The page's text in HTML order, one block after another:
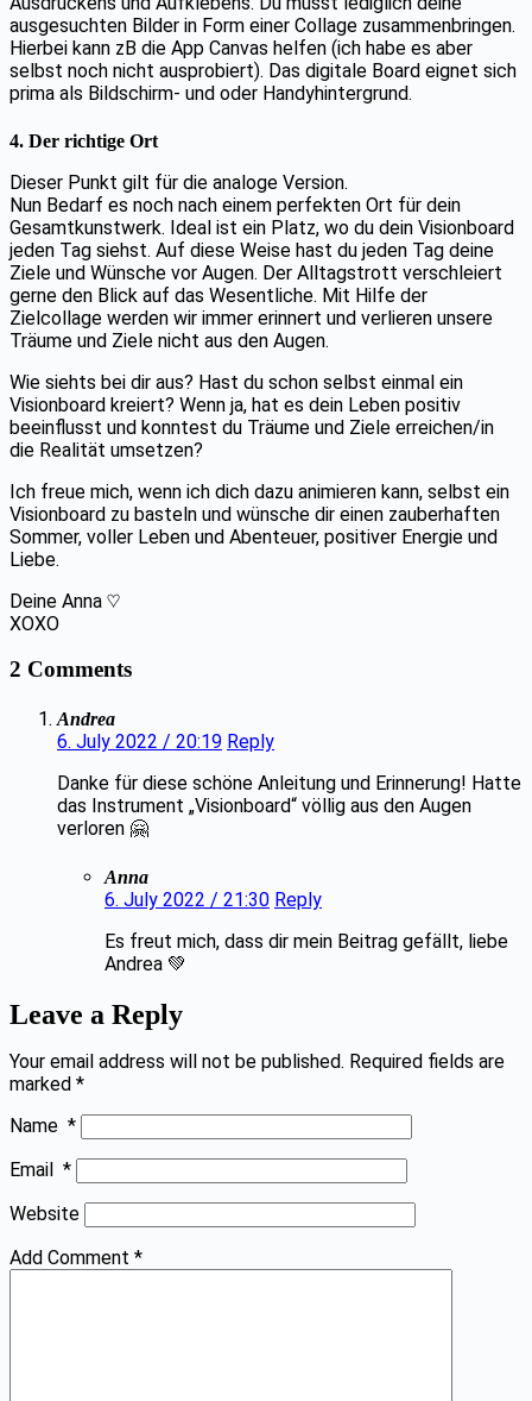
ausgesuchten Bilder in Form einer Collage zusammenbringen.
Hierbei kann zB die App Canvas helfen (ich habe es aber
selbst noch nicht ausprobiert). Das digitale Board eignet sich
prima als Bildschirm- und oder Handyhintergrund.
4. Der richtige Ort
Dieser Punkt gilt für die analoge Version.
Nun Bedarf es noch nach einem perfekten Ort für dein
Gesamtkunstwerk. Ideal ist ein Platz, wo du dein Visionboard
jeden Tag siehst. Auf diese Weise hast du jeden Tag deine
Ziele und Wünsche vor Augen. Der Alltagstrott verschleiert
gerne den Blick auf das Wesentliche. Mit Hilfe der
Zielcollage werden wir immer erinnert und verlieren unsere
Träume und Ziele nicht aus den Augen.
Wie siehts bei dir aus? Hast du schon selbst einmal ein
Visionboard kreiert? Wenn ja, hat es dein Leben positiv
beeinflusst und konntest du Träume und Ziele erreichen/in
die Realität umsetzen?
Ich freue mich, wenn ich dich dazu animieren kann, selbst ein
Visionboard zu basteln und wünsche dir einen zauberhaften
Sommer, voller Leben und Abenteuer, positiver Energie und
Liebe.
Deine Anna ♡
XOXO
2 Comments
Andrea
6. July 2022 / 20:19 Reply
Danke für diese schöne Anleitung und Erinnerung! Hatte
das Instrument „Visionboard“ völlig aus den Augen
verloren 🤗
Anna
6. July 2022 / 21:30 Reply
Es freut mich, dass dir mein Beitrag gefällt, liebe
Andrea 💚
Leave a Reply
Your email address will not be published. Required fields are
marked *
Name *
Email *
Website
Add Comment *